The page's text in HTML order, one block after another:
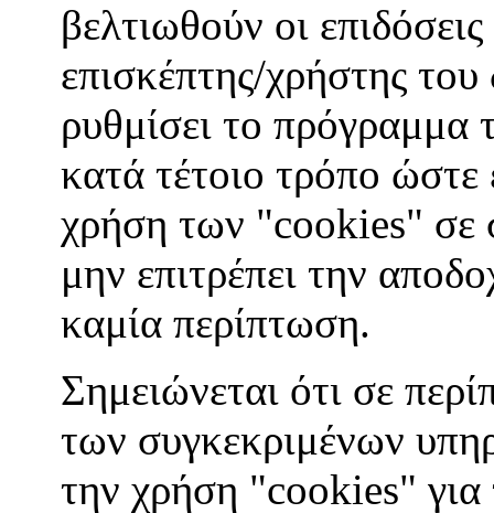
βελτιωθούν οι
επισκέπτης/χρήστης
ρυθμίσει το πρόγραμμα
κατά τέτοιο τρόπο ώστε
χρήση των "cookies" σε
μην επιτρέπει την
καμία περίπτωση.
Σημειώνεται ότι σε
των συγκεκριμένων
την χρήση "cookies" για